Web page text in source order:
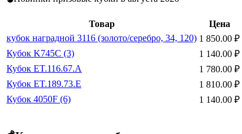
Товар
Цена
кубок наградной 3116 (золото/серебро, 34, 120) 1 850.00 ₽
Кубок K745C (3)
1 140.00 ₽
Кубок ET.116.67.A
1 780.00 ₽
Кубок ET.189.73.E
1 810.00 ₽
Кубок 4050F (6)
1 140.00 ₽